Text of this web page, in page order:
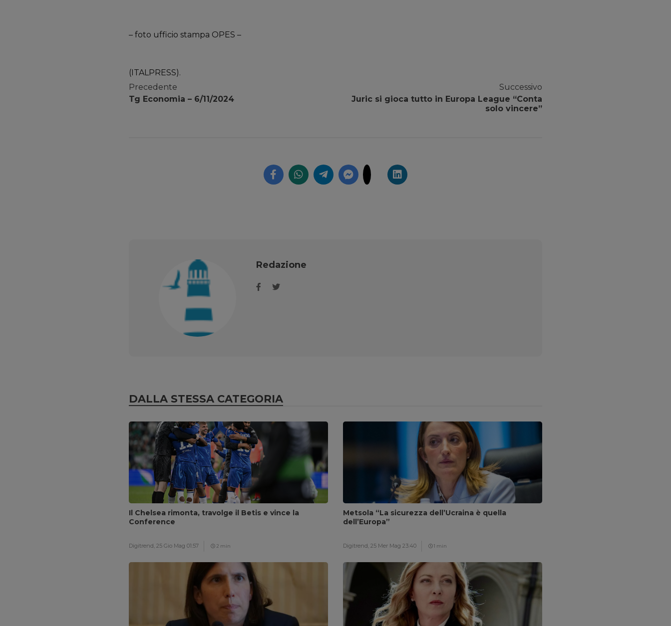
– foto ufficio stampa OPES –
(ITALPRESS).
Precedente
Tg Economia – 6/11/2024
Successivo
Juric si gioca tutto in Europa League “Conta
solo vincere”
Redazione
DALLA STESSA CATEGORIA
Il Chelsea rimonta, travolge il Betis e vince la
Conference
Digitrend, 25 Gio Mag 01:57 2 min
Metsola “La sicurezza dell’Ucraina è quella
dell’Europa”
Digitrend, 25 Mer Mag 23:40 1 min